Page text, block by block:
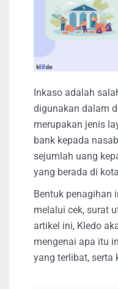
Inkaso adalah
digunakan dalam
merupakan jenis
bank kepada
sejumlah uang
yang berada di
Bentuk penagihan
melalui cek, surat
artikel ini, Kledo
mengenai apa itu
yang terlibat, serta